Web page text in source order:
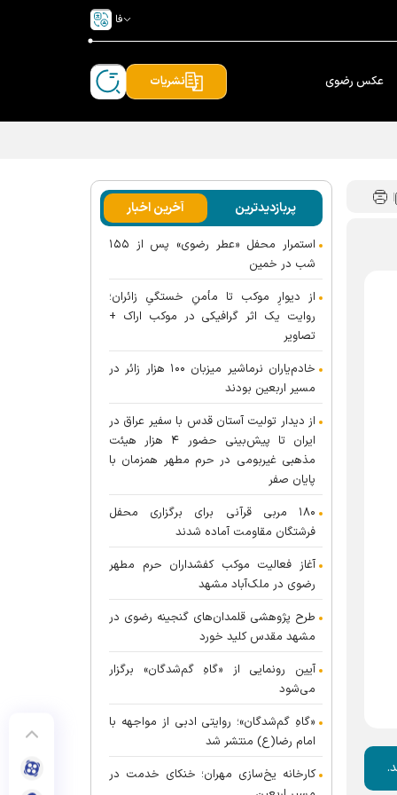
فا
عکس رضوی نشریات
پربازدیدترین آخرین اخبار
استمرار محفل «عطر رضوی» پس از ۱۵۵
شب در خمین
از دیوارِ موکب تا مأمنِ خستگیِ زائران؛
روایت یک اثر گرافیکی در موکب اراک +
تصاویر
خادم‌یاران نرماشیر میزبان ۱۰۰ هزار زائر در
مسیر اربعین بودند
از دیدار تولیت آستان قدس با سفیر عراق در
ایران تا پیش‌بینی حضور ۴ هزار هیئت
مذهبی غیربومی در حرم مطهر همزمان با
پایان صفر
۱۸۰ مربی قرآنی برای برگزاری محفل
فرشتگان مقاومت آماده شدند
آغاز فعالیت موکب کفشداران حرم مطهر
رضوی در ملک‌آباد مشهد
طرح پژوهشی قلمدان‌های گنجینه رضوی در
مشهد مقدس کلید خورد
آیین رونمایی از «گاهِ گم‌شدگان» برگزار
می‌شود
«گاهِ گم‌شدگان»؛ روایتی ادبی از مواجهه با
امام رضا(ع) منتشر شد
کارخانه یخ‌سازی مهران؛ خنکای خدمت در